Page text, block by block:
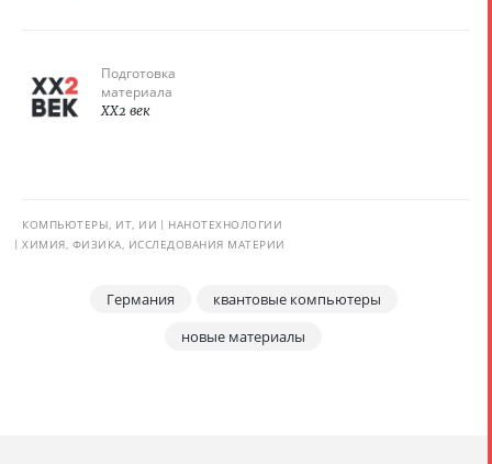
Подготовка
материала
XX2 век
КОМПЬЮТЕРЫ, ИТ, ИИ
НАНОТЕХНОЛОГИИ
ХИМИЯ, ФИЗИКА, ИССЛЕДОВАНИЯ МАТЕРИИ
Германия
квантовые компьютеры
новые материалы